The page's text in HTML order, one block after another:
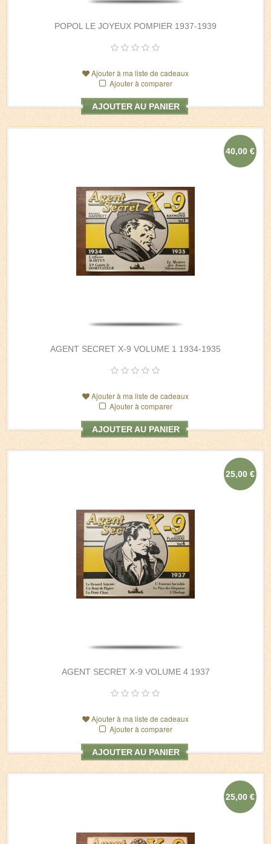
POPOL LE JOYEUX POMPIER 1937-1939
Ajouter à ma liste de cadeaux
Ajouter à comparer
AJOUTER AU PANIER
AGENT SECRET X-9 VOLUME 1 1934-1935
40,00 €
Ajouter à ma liste de cadeaux
Ajouter à comparer
AJOUTER AU PANIER
AGENT SECRET X-9 VOLUME 4 1937
25,00 €
Ajouter à ma liste de cadeaux
Ajouter à comparer
AJOUTER AU PANIER
25,00 €